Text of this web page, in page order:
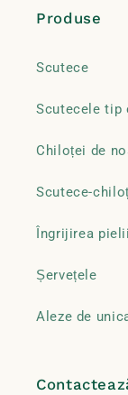
Produse
Scutece
Scutecele tip
Chiloței de
Scutece-
Îngrijirea pielii
Șervețele
Aleze de